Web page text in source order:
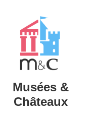
Musées &
Châteaux